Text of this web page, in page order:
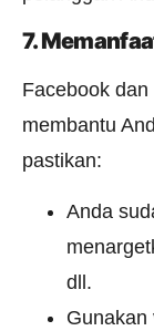
7.
Facebook
membantu
pastikan:
Anda
dll.
Gunakan